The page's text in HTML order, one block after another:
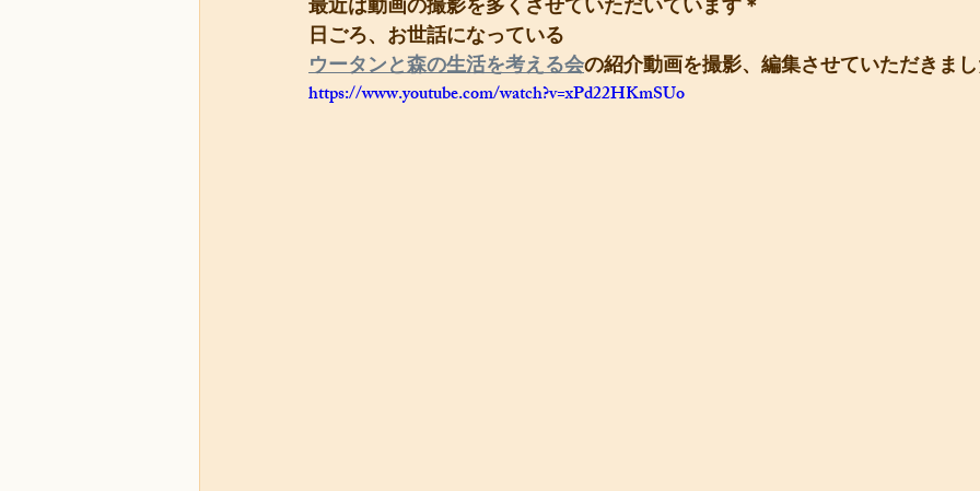
最近は動画の撮影を多くさせていただいています＊
日ごろ、お世話になっている
ウータンと森の生活を考える会の紹介動画を撮影、編集させていただきま
https://www.youtube.com/watch?v=xPd22HKmSUo